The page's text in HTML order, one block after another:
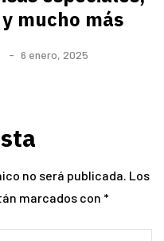
mucho más
6 enero, 2025
no será publicada. Los
marcados con *